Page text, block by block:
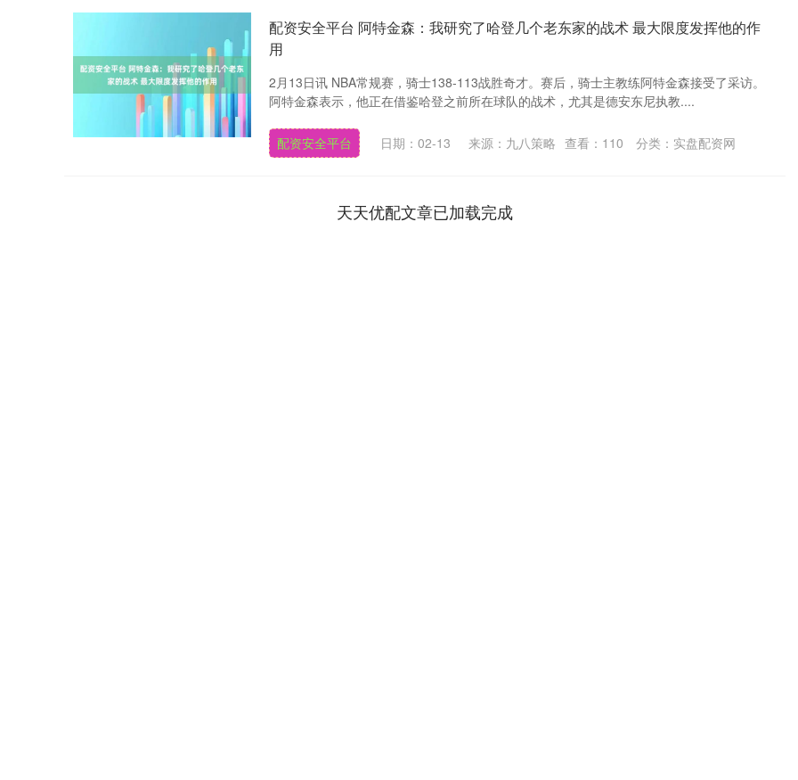
配资安全平台 阿特金森：我研究了哈登几个老东家的战术 最大限度发挥他的作
用
2月13日讯 NBA常规赛，骑士138-113战胜奇才。赛后，骑士主教练阿特金森接受了采访。
阿特金森表示，他正在借鉴哈登之前所在球队的战术，尤其是德安东尼执教....
配资安全平台 日期：02-13 来源：九八策略 查看： 110 分类： 实盘配资网
天天优配文章已加载完成